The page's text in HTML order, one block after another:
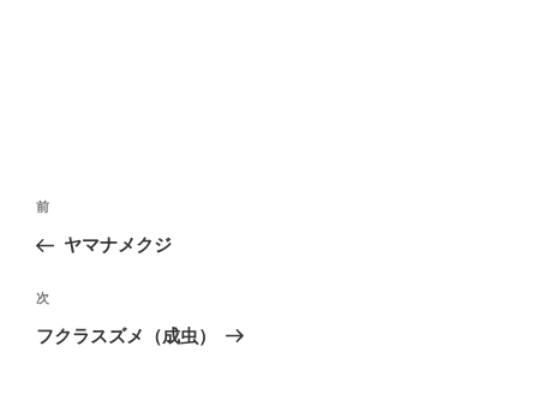
投
ナ
ビ
ゲ
前
の
稿
前
ヤマナメクジ
次
の
次
フクラスズメ（成虫）